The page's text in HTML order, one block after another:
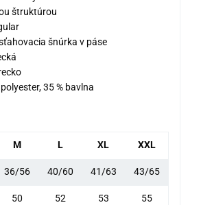
štruktúrou
šnúrka v páse
polyester, 35 % bavlna
M L XL XXL
36/56 40/60 41/63 43/65
50 52 53 55